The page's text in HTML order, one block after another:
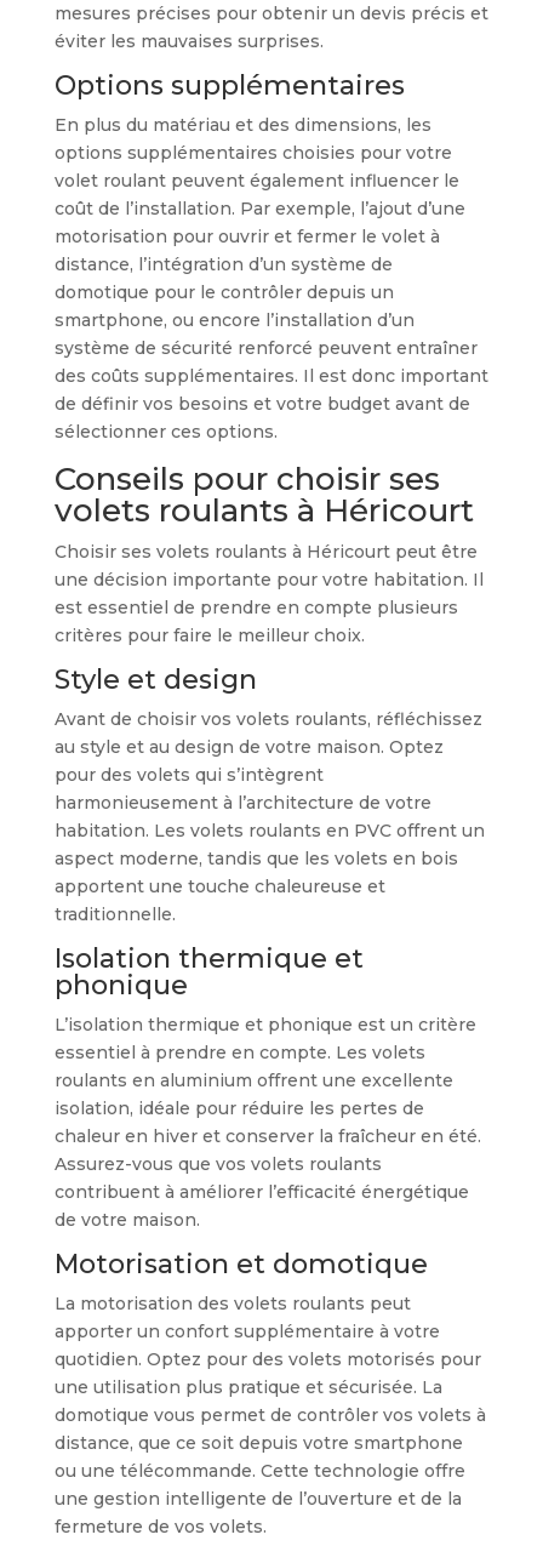
mesures précises pour obtenir un devis précis et
éviter les mauvaises surprises.
Options supplémentaires
En plus du matériau et des dimensions, les
options supplémentaires choisies pour votre
volet roulant peuvent également influencer le
coût de l’installation. Par exemple, l’ajout d’une
motorisation pour ouvrir et fermer le volet à
distance, l’intégration d’un système de
domotique pour le contrôler depuis un
smartphone, ou encore l’installation d’un
système de sécurité renforcé peuvent entraîner
des coûts supplémentaires. Il est donc important
de définir vos besoins et votre budget avant de
sélectionner ces options.
Conseils pour choisir ses
volets roulants à Héricourt
Choisir ses volets roulants à Héricourt peut être
une décision importante pour votre habitation. Il
est essentiel de prendre en compte plusieurs
critères pour faire le meilleur choix.
Style et design
Avant de choisir vos volets roulants, réfléchissez
au style et au design de votre maison. Optez
pour des volets qui s’intègrent
harmonieusement à l’architecture de votre
habitation. Les volets roulants en PVC offrent un
aspect moderne, tandis que les volets en bois
apportent une touche chaleureuse et
traditionnelle.
Isolation thermique et
phonique
L’isolation thermique et phonique est un critère
essentiel à prendre en compte. Les volets
roulants en aluminium offrent une excellente
isolation, idéale pour réduire les pertes de
chaleur en hiver et conserver la fraîcheur en été.
Assurez-vous que vos volets roulants
contribuent à améliorer l’efficacité énergétique
de votre maison.
Motorisation et domotique
La motorisation des volets roulants peut
apporter un confort supplémentaire à votre
quotidien. Optez pour des volets motorisés pour
une utilisation plus pratique et sécurisée. La
domotique vous permet de contrôler vos volets à
distance, que ce soit depuis votre smartphone
ou une télécommande. Cette technologie offre
une gestion intelligente de l’ouverture et de la
fermeture de vos volets.